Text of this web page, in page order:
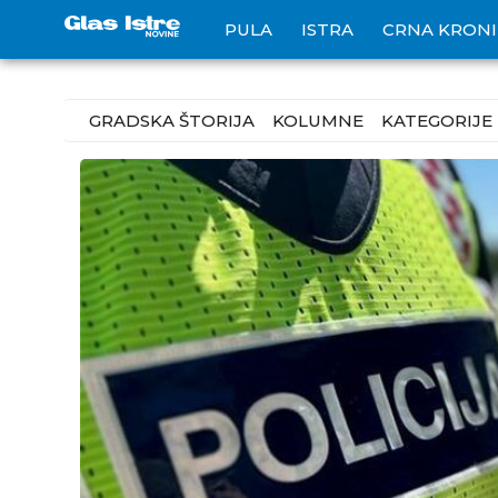
PULA ISTRA CRNA
GRADSKA ŠTORIJA KOLUMNE KATEGORIJE